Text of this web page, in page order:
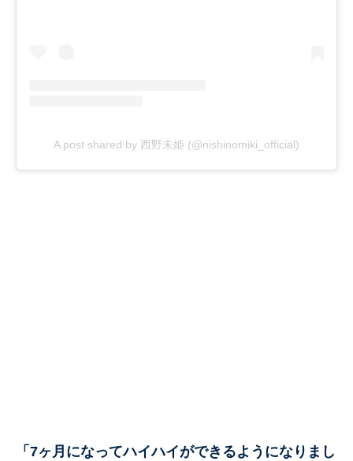
A post shared by 西野未姫 (@nishinomiki_official)
「7ヶ月になってハイハイができるようになりまし